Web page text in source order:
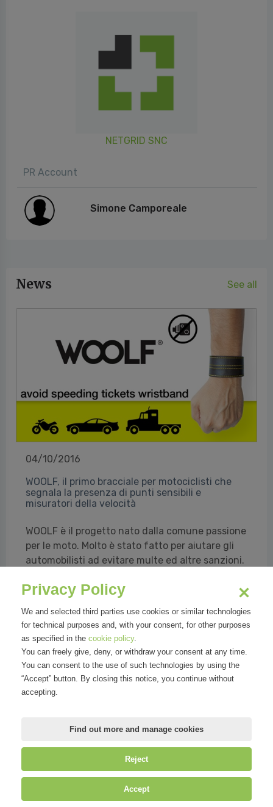
NETGRID SNC
PR Account
Simone Camporeale
News See all
04/10/2016
WOOLF, il primo bracciale per motociclisti che
segnala la presenza di punti sensibili e
misuratori della velocità
WOOLF è il progetto nato dalla comune passione
per le moto. Molto è stato fatto per aiutare gli
automobilisti ad evitare multe ed altre sanzioni.
due ruote. Sappiamo quanto sia importante, in
strada. Da motociclisti, abbiamo pensato ad una
soluzione che fosse davve...
Netgrid SNC - Matteo Bissoli, Simone Camporeale, Federico
Tognetti
Read all
Mirandola Comunicazione S.r.l.
| P.IVA IT09580130962 | Cap. Soc.
Privacy Policy
We and selected third parties use cookies or similar technologies
for technical purposes and, with your consent, for other purposes
as specified in the cookie policy.
You can freely give, deny, or withdraw your consent at any time.
You can consent to the use of such technologies by using the
“Accept” button. By closing this notice, you continue without
accepting.
Find out more and manage cookies
Reject
Accept